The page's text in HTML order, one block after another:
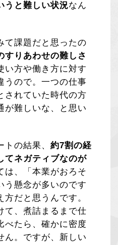
うと難しい状況なん
て課題だと思ったの
すりあわせの難しさ
い方や働き方に対す
うので。一つの仕事
されていた時代の方
が難しいな、と思い
トの結果、約7割の経
てネガティブなのが
は、「本業がおろそ
う懸念が多いのです
だと思うんです。
て、煮詰まるまで仕
べたら、確かに密度
ん。ですが、新しい